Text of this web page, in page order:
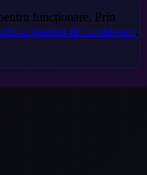
funcționare. Prin
noastră de cookie-uri.